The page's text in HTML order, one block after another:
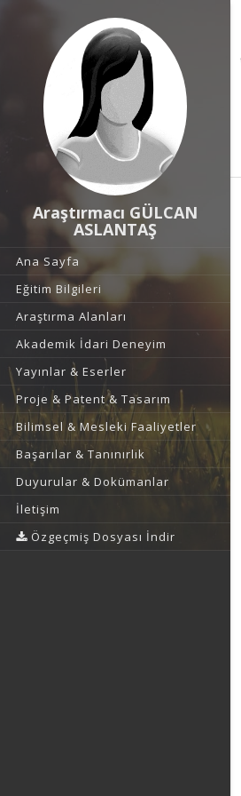
Araştırmacı GÜLCAN
ASLANTAŞ
Ana Sayfa
Eğitim Bilgileri
Araştırma Alanları
Akademik İdari Deneyim
Yayınlar & Eserler
Proje & Patent & Tasarım
Bilimsel & Mesleki Faaliyetler
Başarılar & Tanınırlık
Duyurular & Dokümanlar
İletişim
Özgeçmiş Dosyası İndir